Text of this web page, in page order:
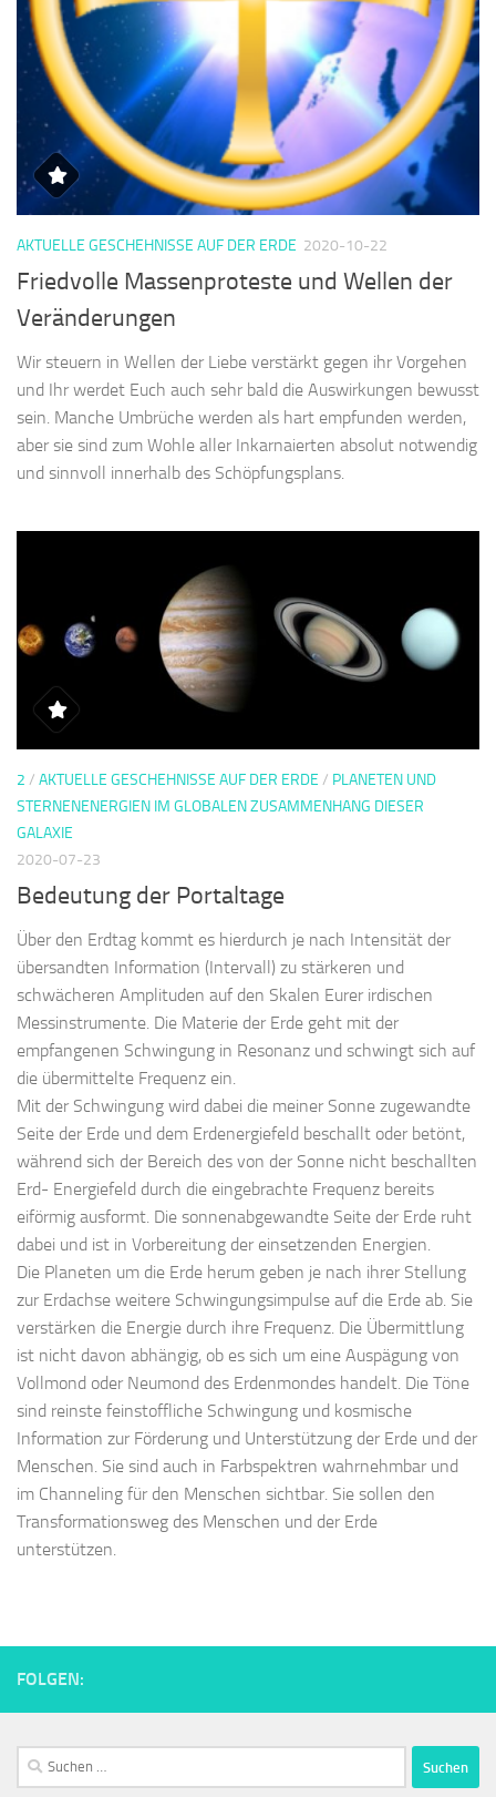
AKTUELLE GESCHEHNISSE AUF DER ERDE 2020-10-22
Friedvolle Massenproteste und Wellen der
Veränderungen
Wir steuern in Wellen der Liebe verstärkt gegen ihr Vorgehen
und Ihr werdet Euch auch sehr bald die Auswirkungen bewusst
sein. Manche Umbrüche werden als hart empfunden werden,
aber sie sind zum Wohle aller Inkarnaierten absolut notwendig
und sinnvoll innerhalb des Schöpfungsplans.
2 / AKTUELLE GESCHEHNISSE AUF DER ERDE / PLANETEN UND
STERNENENERGIEN IM GLOBALEN ZUSAMMENHANG DIESER
GALAXIE
2020-07-23
Bedeutung der Portaltage
Über den Erdtag kommt es hierdurch je nach Intensität der
übersandten Information (Intervall) zu stärkeren und
schwächeren Amplituden auf den Skalen Eurer irdischen
Messinstrumente. Die Materie der Erde geht mit der
empfangenen Schwingung in Resonanz und schwingt sich auf
die übermittelte Frequenz ein.
Mit der Schwingung wird dabei die meiner Sonne zugewandte
Seite der Erde und dem Erdenergiefeld beschallt oder betönt,
während sich der Bereich des von der Sonne nicht beschallten
Erd- Energiefeld durch die eingebrachte Frequenz bereits
eiförmig ausformt. Die sonnenabgewandte Seite der Erde ruht
dabei und ist in Vorbereitung der einsetzenden Energien.
Die Planeten um die Erde herum geben je nach ihrer Stellung
zur Erdachse weitere Schwingungsimpulse auf die Erde ab. Sie
verstärken die Energie durch ihre Frequenz. Die Übermittlung
ist nicht davon abhängig, ob es sich um eine Auspägung von
Vollmond oder Neumond des Erdenmondes handelt. Die Töne
sind reinste feinstoffliche Schwingung und kosmische
Information zur Förderung und Unterstützung der Erde und der
Menschen. Sie sind auch in Farbspektren wahrnehmbar und
im Channeling für den Menschen sichtbar. Sie sollen den
Transformationsweg des Menschen und der Erde
unterstützen.
FOLGEN:
Suchen
nach: